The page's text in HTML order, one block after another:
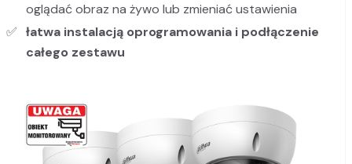
oglądać obraz na żywo lub zmieniać ustawienia
łatwa instalacją oprogramowania i podłączenie
całego zestawu